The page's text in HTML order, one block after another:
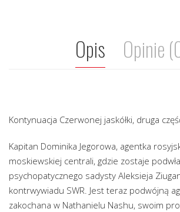
Opis Opinie
Kontynuacja Czerwonej jaskółki, druga
Kapitan Dominika Jegorowa, agentka
moskiewskiej centrali, gdzie zostaje
psychopatycznego sadysty Aleksieja
kontrwywiadu SWR. Jest teraz podwójną
zakochana w Nathanielu Nashu, swoim